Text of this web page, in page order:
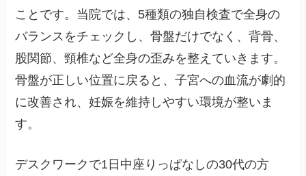
ことです。当院では、5種類の独自検査で全身の
バランスをチェックし、骨盤だけでなく、背骨、
股関節、頸椎など全身の歪みを整えていきます。
骨盤が正しい位置に戻ると、子宮への血流が劇的
に改善され、妊娠を維持しやすい環境が整いま
す。
デスクワークで1日中座りっぱなしの30代の方